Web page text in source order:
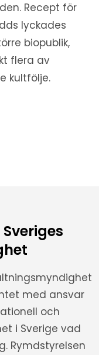
Recept för
lyckades
biopublik,
flera av
kultfölje.
med ansvar
och
i Sverige vad
Rymdstyrelsen